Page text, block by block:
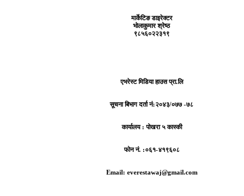
मार्केटिङ डाइरेक्टर
भोलाकुमार श्रेष्ठ
९८५६०२२३१९
एभरेस्ट मिडिया हाउस प्रा.लि
सूचना बिभाग दर्ता नं:२०४३/०७७ -७८
कार्यालय :पोखरा ५ कास्की
फोन नं. :०६१-४१९६०८
Email: everestawaj@gmail.com